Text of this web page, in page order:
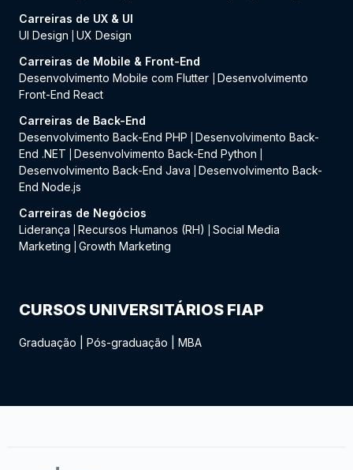
Carreiras de UX & UI
UI Design
UX Design
Carreiras de Mobile & Front-End
Desenvolvimento Mobile com Flutter
Desenvolvimento
Front-End React
Carreiras de Back-End
Desenvolvimento Back-End PHP
Desenvolvimento Back-
End .NET
Desenvolvimento Back-End Python
Desenvolvimento Back-End Java
Desenvolvimento Back-
End Node.js
Carreiras de Negócios
Liderança
Recursos Humanos (RH)
Social Media
Marketing
Growth Marketing
CURSOS UNIVERSITÁRIOS FIAP
Graduação Pós-graduação MBA